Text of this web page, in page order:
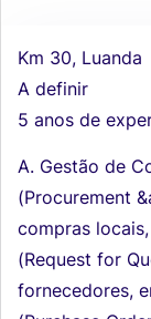
Km 30, Luanda
A definir
5 anos de
A. Gestão de
(Procurement
compras
(Request for
fornecedores,